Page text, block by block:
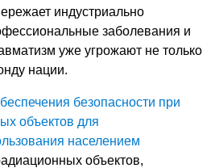
индустриально
заболевания и
уже угрожают не только
нации.
безопасности при
объектов для
населением
объектов,